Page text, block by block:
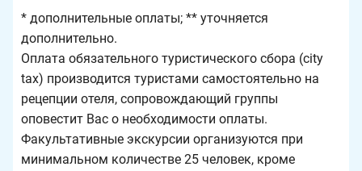
* дополнительные оплаты; ** уточняется
дополнительно.
Оплата обязательного туристического сбора (city
tax) производится туристами самостоятельно на
рецепции отеля, сопровождающий группы
оповестит Вас о необходимости оплаты.
Факультативные экскурсии организуются при
минимальном количестве 25 человек, кроме